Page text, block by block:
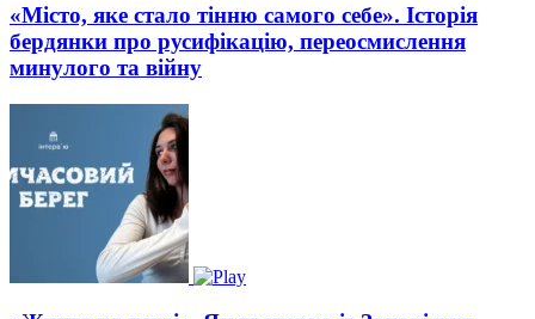
«Місто, яке стало тінню самого себе». Історія
бердянки про русифікацію, переосмислення
минулого та війну